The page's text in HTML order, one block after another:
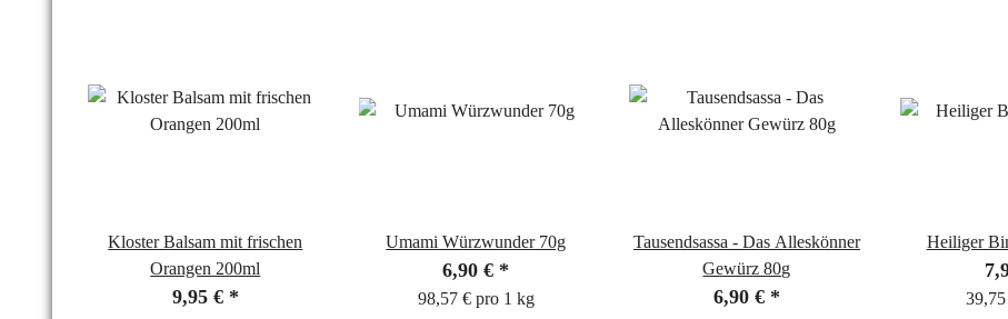
Kloster Balsam mit frischen
Orangen 200ml
9,95 € *
Umami Würzwunder 70g
6,90 € *
98,57 € pro 1 kg
Tausendsassa - Das Alleskönner
Gewürz 80g
6,90 € *